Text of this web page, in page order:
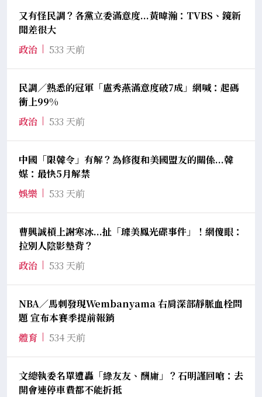
又有怪民調？各黨立委滿意度...黃暐瀚：TVBS、鏡新
聞差很大
政治
533 天前
民調／熟悉的冠軍「盧秀燕滿意度破7成」網喊：起碼
衝上99%
政治
533 天前
中國「限韓令」有解？為修復和美國盟友的關係...韓
媒：最快5月解禁
娛樂
533 天前
曹興誠槓上謝寒冰...扯「璩美鳳光碟事件」！網傻眼：
拉別人陰影墊背？
政治
533 天前
NBA／馬刺發現Wembanyama 右肩深部靜脈血栓問
題 宣布本賽季提前報銷
體育
534 天前
文總執委名單遭轟「綠友友、酬庸」？石明謹回嗆：去
開會連停車費都不能折抵